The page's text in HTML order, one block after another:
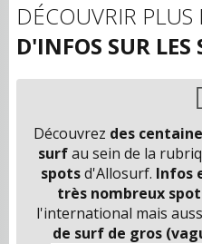
DÉCOUVRIR PLUS
D'INFOS SUR LES
Découvrez des
surfau sein de la
spotsd'Allosurf. Infos
très nombreux
l'international mais
de surf de gros